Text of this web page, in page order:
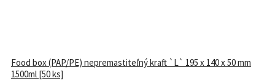
Food box (PAP/PE) nepremastiteľný kraft `L` 195 x 140 x 50 mm
1500ml [50 ks]